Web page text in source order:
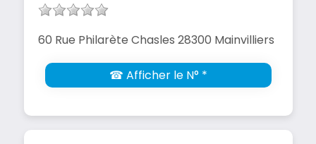
60 Rue Philarète Chasles 28300 Mainvilliers
☎ Afficher le N° *